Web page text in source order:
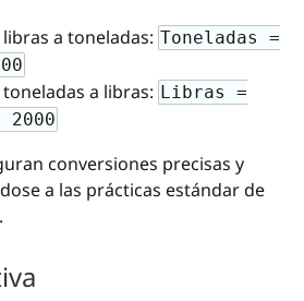
a toneladas: Toneladas =
a libras: Libras =
2000
conversiones precisas y
a las prácticas estándar de